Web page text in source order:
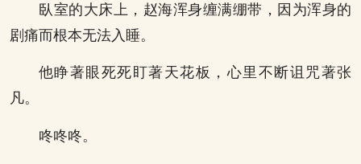
臥室的大床上，赵海浑身缠满绷带，因为浑身的
剧痛而根本无法入睡。
他睁著眼死死盯著天花板，心里不断诅咒著张
凡。
咚咚咚。